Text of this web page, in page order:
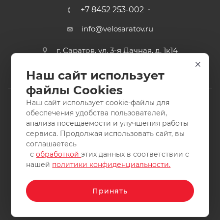
+7 8452 253-002
info@velosaratov.ru
г. Саратов, ул. 3-я Дачная, д. 1к14
2011-2026 © интернет-магазин спортивных товаров
ВелоСаратов. Не является публичной офертой. Все права
защищены. Заимствование материалов и фотографий
запрещено.
Наш сайт использует
файлы Cookies
Наш сайт использует cookie-файлы для
обеспечения удобства пользователей,
анализа посещаемости и улучшения работы
сервиса. Продолжая использовать сайт, вы
соглашаетесь
собработкойэтих данных в соответствии с
нашей политики конфиденциальности.
Принять